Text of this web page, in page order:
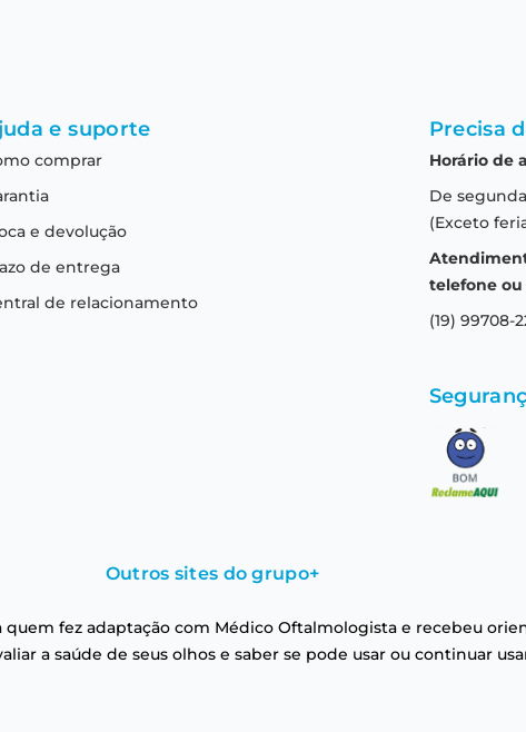
e suporte
comprar
e devolução
de entrega
de relacionamento
Precisa
Horário de
De
(Exceto
telefone ou
(19) 99708-
Outros sites do grupo+
fez adaptação com Médico Oftalmologista e recebeu
a saúde de seus olhos e saber se pode usar ou continuar